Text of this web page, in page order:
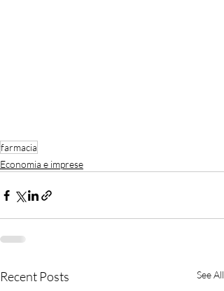
farmacia
Economia e imprese
Recent Posts See All